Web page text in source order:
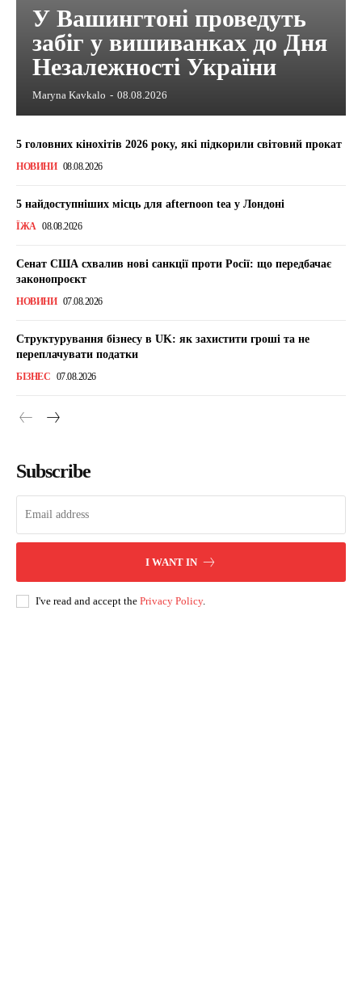
У Вашингтоні проведуть
забіг у вишиванках до Дня
Незалежності України
Maryna Kavkalo - 08.08.2026
5 головних кінохітів 2026 року, які підкорили світовий прокат
НОВИНИ 08.08.2026
5 найдоступніших місць для afternoon tea у Лондоні
ЇЖА 08.08.2026
Сенат США схвалив нові санкції проти Росії: що передбачає
законопроєкт
НОВИНИ 07.08.2026
Структурування бізнесу в UK: як захистити гроші та не
переплачувати податки
БІЗНЕС 07.08.2026
Subscribe
I WANT IN
I've read and accept the Privacy Policy.